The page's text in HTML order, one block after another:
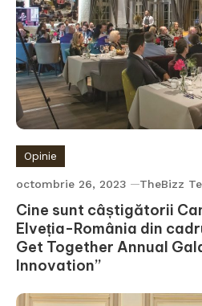
Opinie
octombrie 26, 2023 TheBizz
Cine sunt câștigătorii
Elveția-România din
Get Together Annual
Innovation”